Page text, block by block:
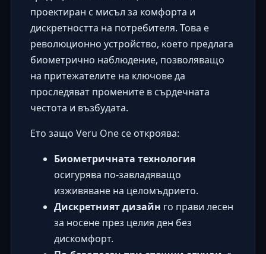
проектиран с мисъл за комфорта и
дискретността на потребителя. Това е
революционно устройство, което предлага
биометрично наблюдение, позволяващо
на притежателите на ключове да
проследяват промените в сърдечната
честота и възбудата.
Ето защо Veru One се откроява:
Биометричната технология
осигурява по-завладяващо
изживяване на целомъдрието.
Дискретният дизайн го прави лесен
за носене през целия ден без
дискомфорт.